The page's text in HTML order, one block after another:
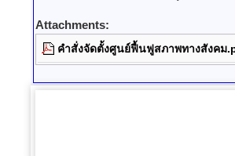
Attachments:
คำสั่งจัดตั้งศูนย์ฟื้นฟูสภาพทางสังคม